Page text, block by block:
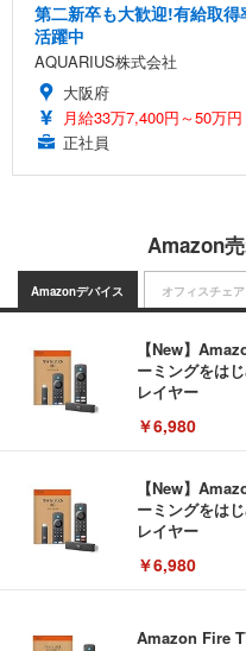
第二新卒も大歓迎!有給取
活躍中
AQUARIUS株式会社
大阪府
月給33万7,400円～50万円
正社員
Amazon
Amazonデバイス
【New】
ーミングをは
レイヤー
￥6,980
【New】
ーミングをは
レイヤー
￥6,980
Amazon Fire
オフィスチェア